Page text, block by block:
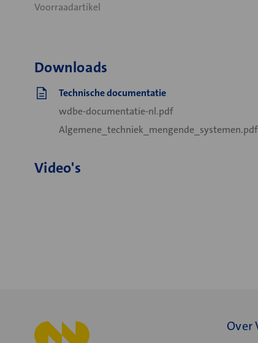
Voorraadartikel
Downloads
Technische documentatie
wdbe-documentatie-nl.pdf
Algemene_techniek_mengende_systemen.pdf
Video's
Over